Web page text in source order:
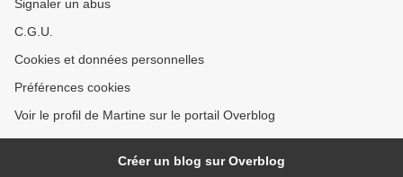
Signaler un abus
C.G.U.
Cookies et données personnelles
Préférences cookies
Voir le profil de Martine sur le portail Overblog
Créer un blog sur Overblog